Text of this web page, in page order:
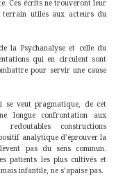
Ces écrits ne trouveront leur
utiles aux acteurs du
la Psychanalyse et celle du
qui en circulent sont
pour servir une cause
se veut pragmatique, de cet
longue confrontation aux
constructions
analytique d’éprouver la
pas du sens commun.
patients les plus cultivés et
infantile, ne s’apaise pas.